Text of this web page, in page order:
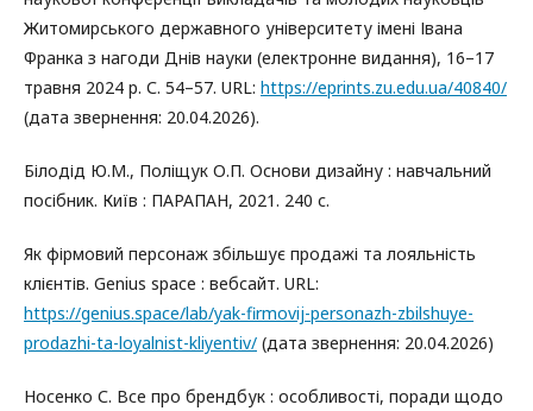
Житомирського державного університету імені Івана
Франка з нагоди Днів науки (електронне видання), 16–17
травня 2024 р. С. 54–57. URL: https://eprints.zu.edu.ua/40840/
(дата звернення: 20.04.2026).
Білодід Ю.М., Поліщук О.П. Основи дизайну : навчальний
посібник. Київ : ПАРАПАН, 2021. 240 с.
Як фірмовий персонаж збільшує продажі та лояльність
клієнтів. Genius space : вебсайт. URL:
https://genius.space/lab/yak-firmovij-personazh-zbilshuye-
prodazhi-ta-loyalnist-kliyentiv/ (дата звернення: 20.04.2026)
Носенко С. Все про брендбук : особливості, поради щодо